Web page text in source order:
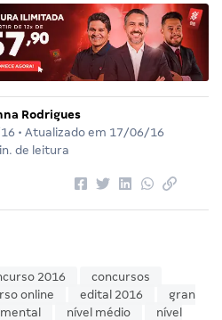
Rodrigues
• Atualizado em 17/06/16
de leitura
2016
concursos
online edital 2016
gran
nível médio
nível